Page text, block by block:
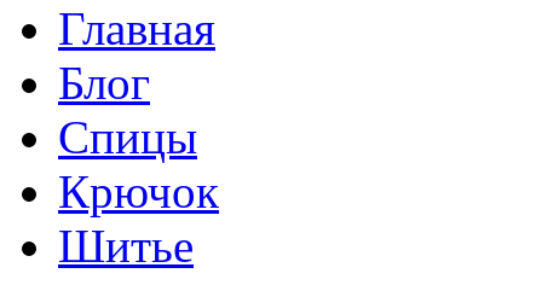
Главная
Блог
Спицы
Крючок
Шитье